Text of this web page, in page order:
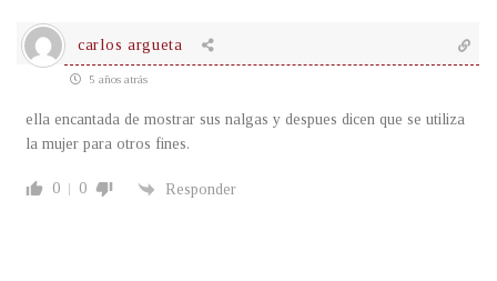
carlos argueta
5 años atrás
ella encantada de mostrar sus nalgas y despues dicen que se utiliza
la mujer para otros fines.
0 0 Responder